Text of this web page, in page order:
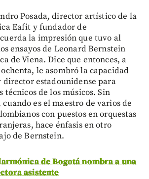
Posada, director artístico de la
Eafit y fundador de
la impresión que tuvo al
ensayos de Leonard Bernstein
de Viena. Dice que entonces, a
le asombró la capacidad
director estadounidense para
técnicos de los músicos. Sin
es el maestro de varios de
con puestos en orquestas
hace énfasis en otro
de Bernstein.
de Bogotá nombra a una
asistente